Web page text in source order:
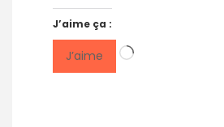
J’aime ça :
J’aime Chargement…